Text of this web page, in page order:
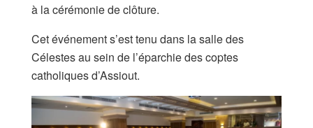
à la cérémonie de clôture.
Cet événement s’est tenu dans la salle des
Célestes au sein de l’éparchie des coptes
catholiques d’Assiout.